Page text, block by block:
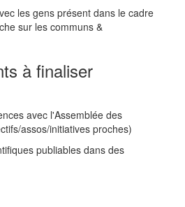
les gens présent dans le cadre
sur les communs &
à finaliser
avec l'Assemblée des
assos/initiatives proches)
publiables dans des